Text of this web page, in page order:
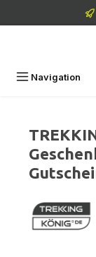
Zum Hauptinhalt
Navigation